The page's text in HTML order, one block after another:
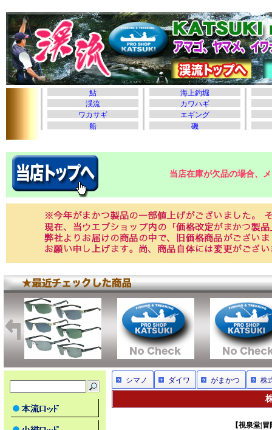
当店在庫が欠品の場合、
シマノ ダイワ がまかつ 株
【視泉堂|